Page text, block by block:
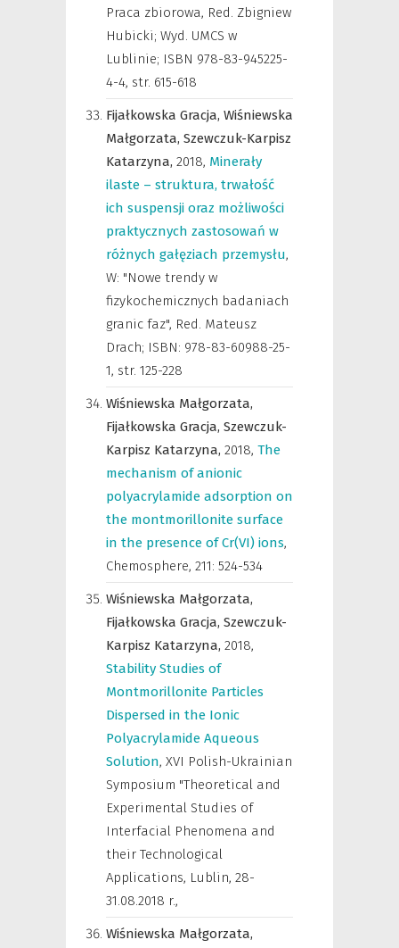
Praca zbiorowa, Red. Zbigniew
Hubicki; Wyd. UMCS w
Lublinie; ISBN 978-83-945225-
4-4, str. 615-618
Fijałkowska Gracja, Wiśniewska
Małgorzata, Szewczuk-Karpisz
Katarzyna, 2018, Minerały
ilaste – struktura, trwałość
ich suspensji oraz możliwości
praktycznych zastosowań w
różnych gałęziach przemysłu,
W: "Nowe trendy w
fizykochemicznych badaniach
granic faz", Red. Mateusz
Drach; ISBN: 978-83-60988-25-
1, str. 125-228
Wiśniewska Małgorzata,
Fijałkowska Gracja, Szewczuk-
Karpisz Katarzyna, 2018, The
mechanism of anionic
polyacrylamide adsorption on
the montmorillonite surface
in the presence of Cr(VI) ions,
Chemosphere, 211: 524-534
Wiśniewska Małgorzata,
Fijałkowska Gracja, Szewczuk-
Karpisz Katarzyna, 2018,
Stability Studies of
Montmorillonite Particles
Dispersed in the Ionic
Polyacrylamide Aqueous
Solution, XVI Polish-Ukrainian
Symposium "Theoretical and
Experimental Studies of
Interfacial Phenomena and
their Technological
Applications, Lublin, 28-
31.08.2018 r.,
Wiśniewska Małgorzata,